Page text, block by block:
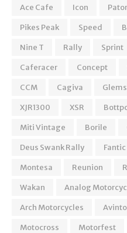
Ace Cafe
Icon
Pikes Peak
Speed
Nine T
Rally Sprint
Caferacer
Concept
CCM
Cagiva
XJR1300
XSR
Miti Vintage
Borile
Deus Swank Rally
Fantic
Montesa
Reunion
Wakan
Analog
Arch Motorcycles
Motocross
Motorfest